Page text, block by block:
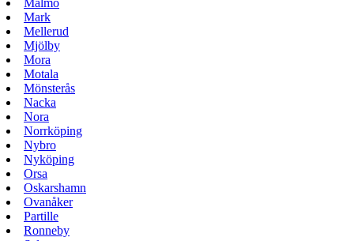
Malmö
Mark
Mellerud
Mjölby
Mora
Motala
Mönsterås
Nacka
Nora
Norrköping
Nybro
Nyköping
Orsa
Oskarshamn
Ovanåker
Partille
Ronneby